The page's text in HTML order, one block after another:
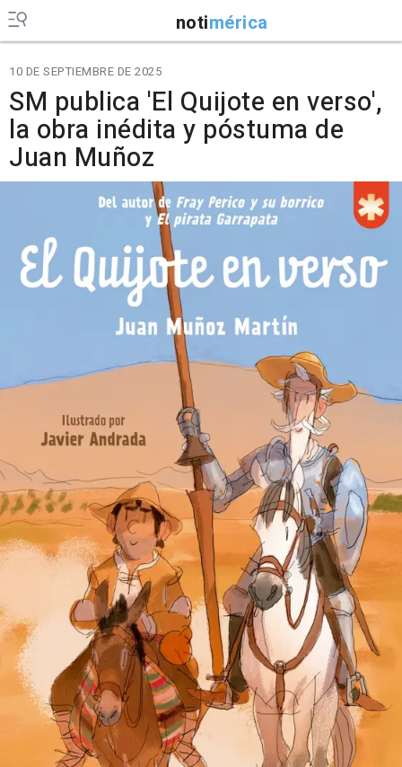
notimérica
10 DE SEPTIEMBRE DE 2025
SM publica 'El Quijote en verso',
la obra inédita y póstuma de
Juan Muñoz